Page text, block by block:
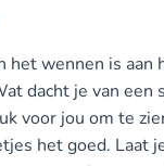
wennen is aan
dacht je van een
voor jou om te
het goed. Laat